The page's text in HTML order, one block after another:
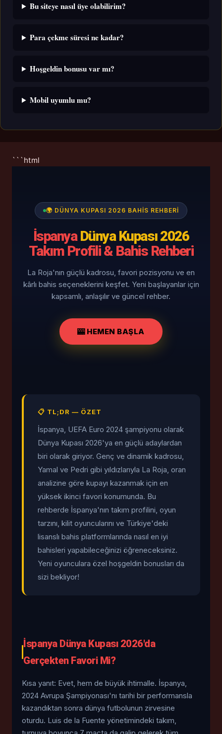
Bu siteye nasıl üye olabilirim?
Para çekme süresi ne kadar?
Hoşgeldin bonusu var mı?
Mobil uyumlu mu?
```html
🌍 DÜNYA KUPASI 2026 BAHIS REHBERI
İspanyaDünya Kupası 2026
Takım Profili & Bahis Rehberi
La Roja'nın güçlü kadrosu, favori pozisyonu ve en
kârlı bahis seçeneklerini keşfet. Yeni başlayanlar için
kapsamlı, anlaşılır ve güncel rehber.
🎰 HEMEN BAŞLA
📋 TL;DR — ÖZET
İspanya, UEFA Euro 2024 şampiyonu olarak
Dünya Kupası 2026'ya en güçlü adaylardan
biri olarak giriyor. Genç ve dinamik kadrosu,
Yamal ve Pedri gibi yıldızlarıyla La Roja, oran
analizine göre kupayı kazanmak için en
yüksek ikinci favori konumunda. Bu
rehberde İspanya'nın takım profilini, oyun
tarzını, kilit oyuncularını ve Türkiye'deki
lisanslı bahis platformlarında nasıl en iyi
bahisleri yapabileceğinizi öğreneceksiniz.
Yeni oyunculara özel hoşgeldin bonusları da
sizi bekliyor!
İspanya Dünya Kupası 2026'da
Gerçekten Favori Mi?
Kısa yanıt: Evet, hem de büyük ihtimalle. İspanya,
2024 Avrupa Şampiyonası'nı tarihi bir performansla
kazandıktan sonra dünya futbolunun zirvesine
oturdu. Luis de la Fuente yönetimindeki takım,